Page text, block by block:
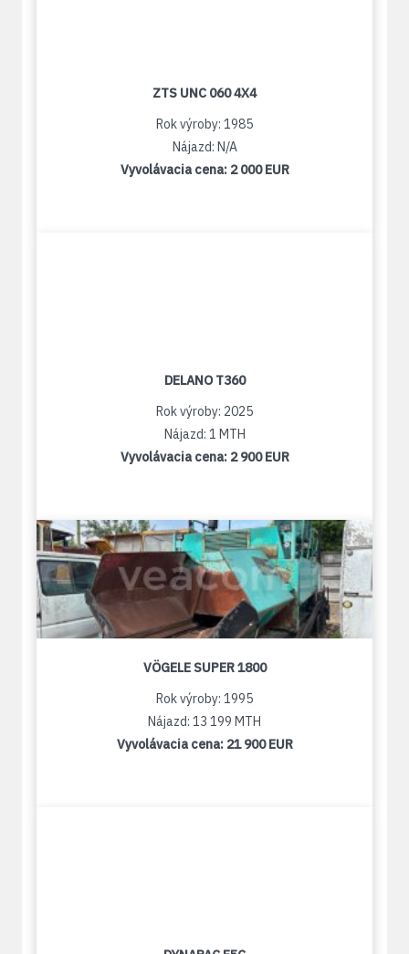
ZTS UNC 060 4X4
Rok výroby: 1985
Nájazd: N/A
Vyvolávacia cena: 2 000 EUR
DELANO T360
Rok výroby: 2025
Nájazd: 1 MTH
Vyvolávacia cena: 2 900 EUR
VÖGELE SUPER 1800
Rok výroby: 1995
Nájazd: 13 199 MTH
Vyvolávacia cena: 21 900 EUR